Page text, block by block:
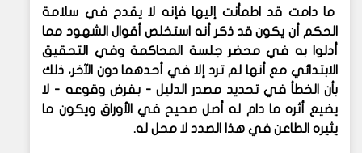
ما دامت قد اطمأنت إليها فإنه لا يقدح في سلامة
الحكم أن يكون قد ذكر أنه استخلص أقوال الشهود مما
أدلوا به في محضر جلسة المحاكمة وفي التحقيق
الابتدائي مع أنها لم ترد إلا في أحدهما دون الآخر، ذلك
بأن الخطأ في تحديد مصدر الدليل - بفرض وقوعه - لا
يضيع أثره ما دام له أصل صحيح في الأوراق ويكون ما
يثيره الطاعن في هذا الصدد لا محل له.